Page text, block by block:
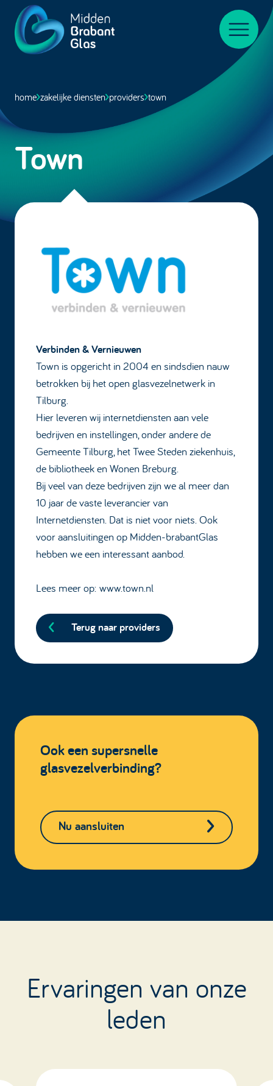
Midden-
BrabantGlas
Menu
home zakelijke diensten providers town
Town
Verbinden & Vernieuwen
Town is opgericht in 2004 en sindsdien nauw
betrokken bij het open glasvezelnetwerk in
Tilburg.
Hier leveren wij internetdiensten aan vele
bedrijven en instellingen, onder andere de
Gemeente Tilburg, het Twee Steden ziekenhuis,
de bibliotheek en Wonen Breburg.
Bij veel van deze bedrijven zijn we al meer dan
10 jaar de vaste leverancier van
Internetdiensten. Dat is niet voor niets. Ook
voor aansluitingen op Midden-brabantGlas
hebben we een interessant aanbod.
Lees meer op:www.town.nl
Terug naar providers
Ook een supersnelle
glasvezelverbinding?
Nu aansluiten
Ervaringen van onze
leden